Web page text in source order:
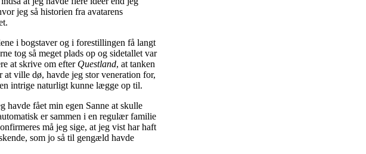
jeg så historien fra avatarens
i bogstaver og i forestillingen få langt
tog så meget plads op og sidetallet var
at skrive om efterQuestland, at tanken
ville dø, havde jeg stor veneration for,
intrige naturligt kunne lægge op til.
havde fået min egen Sanne at skulle
er sammen i en regulær familie
må jeg sige, at jeg vist har haft
som jo så til gengæld havde